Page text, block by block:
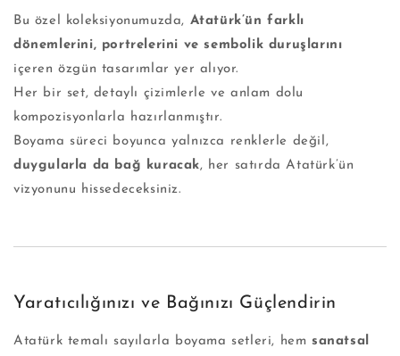
Bu özel koleksiyonumuzda, Atatürk’ün farklı
dönemlerini, portrelerini ve sembolik duruşlarını
içeren özgün tasarımlar yer alıyor.
Her bir set, detaylı çizimlerle ve anlam dolu
kompozisyonlarla hazırlanmıştır.
Boyama süreci boyunca yalnızca renklerle değil,
duygularla da bağ kuracak, her satırda Atatürk’ün
vizyonunu hissedeceksiniz.
Yaratıcılığınızı ve Bağınızı Güçlendirin
Atatürk temalı sayılarla boyama setleri, hem sanatsal